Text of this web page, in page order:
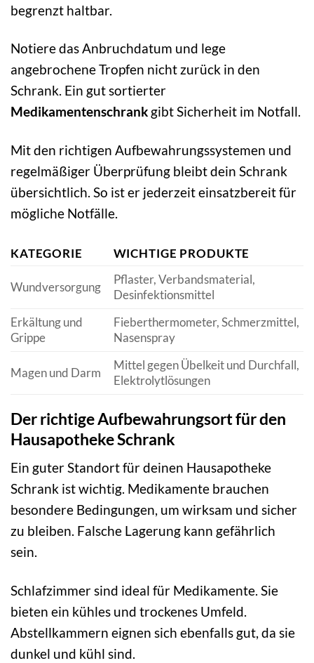
begrenzt haltbar.
Notiere das Anbruchdatum und lege
angebrochene Tropfen nicht zurück in den
Schrank. Ein gut sortierter
Medikamentenschrank gibt Sicherheit im Notfall.
Mit den richtigen Aufbewahrungssystemen und
regelmäßiger Überprüfung bleibt dein Schrank
übersichtlich. So ist er jederzeit einsatzbereit für
mögliche Notfälle.
KATEGORIE WICHTIGE PRODUKTE
Wundversorgung
Pflaster, Verbandsmaterial,
Desinfektionsmittel
Erkältung und
Grippe
Fieberthermometer, Schmerzmittel,
Nasenspray
Magen und Darm
Mittel gegen Übelkeit und Durchfall,
Elektrolytlösungen
Der richtige Aufbewahrungsort für den
Hausapotheke Schrank
Ein guter Standort für deinen Hausapotheke
Schrank ist wichtig. Medikamente brauchen
besondere Bedingungen, um wirksam und sicher
zu bleiben. Falsche Lagerung kann gefährlich
sein.
Schlafzimmer sind ideal für Medikamente. Sie
bieten ein kühles und trockenes Umfeld.
Abstellkammern eignen sich ebenfalls gut, da sie
dunkel und kühl sind.